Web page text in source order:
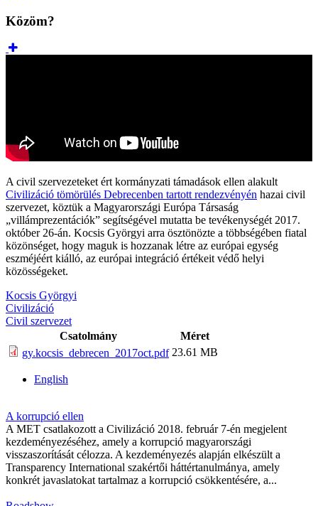
Közöm?
A civil szervezeteket ért kormányzati támadások ellen alakult
Civilizáció tömörülés Debrecenben tartott rendezvényén hazai civil
szervezet, köztük a Magyarországi Európa Társaság
„villámprezentációk” segítségével mutatta be tevékenységét 2017.
október 26-án. Kocsis Györgyi arra ösztönözte a többségében fiatal
közönséget, hogy maguk is hozzanak létre az európai egység
eszméjéért kiálló, az európai integráció értékeit védő helyi
közösségeket.
Kocsis Györgyi
Civilizáció
Civil szervezet
Csatolmány
Méret
gy.kocsis_debrecen_2017oct.pdf 23.61 MB
English
A korrupció ellen
A MET csatlakozott a Civilizáció 2018. február 7-én megjelent
kezdeményezéséhez, amely a korrupció magyarországi
visszaszorítását célozza. A kezdeményezés alapján elkészült a
Transparency International szakértői háttértanulmánya, amely
konkrét javaslatokat tartalmaz a korrupció csökkentésére, a...